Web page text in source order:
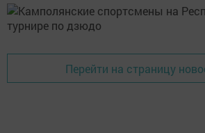
Перейти на страницу